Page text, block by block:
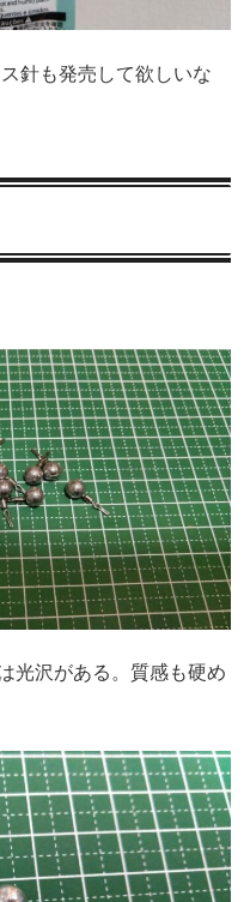
針も発売して欲しいな
光沢がある。質感も硬め